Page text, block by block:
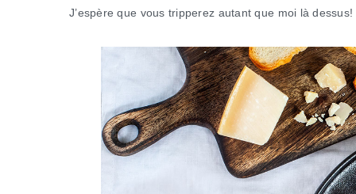
J’espère que vous tripperez autant que moi là dessus!